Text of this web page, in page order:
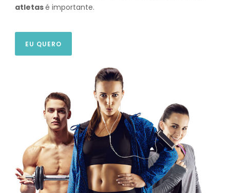
atletasé importante.
EU QUERO